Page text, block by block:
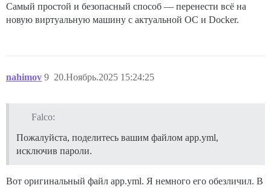
Самый простой и безопасный способ — перенести всё на
новую виртуальную машину с актуальной ОС и Docker.
nahimov 20.Ноябрь.2025 15:24:25
9
Falco:
Пожалуйста, поделитесь вашим файлом app.yml,
исключив пароли.
Вот оригинальный файл app.yml. Я немного его обезличил. В